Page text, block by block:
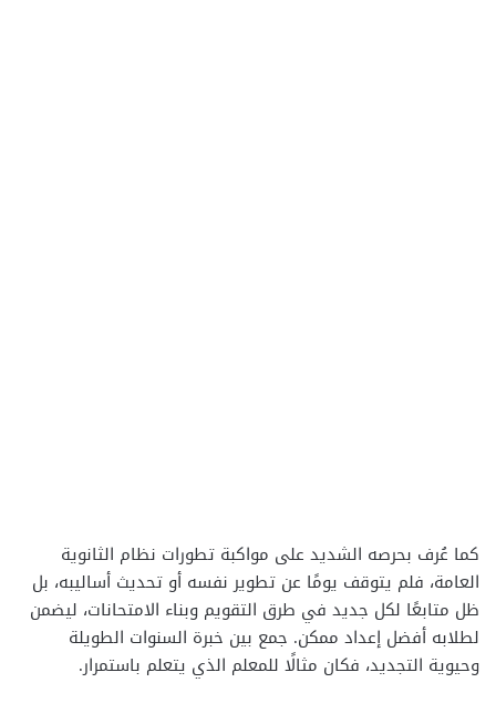
كما عُرف بحرصه الشديد على مواكبة تطورات نظام الثانوية
العامة، فلم يتوقف يومًا عن تطوير نفسه أو تحديث أساليبه، بل
ظل متابعًا لكل جديد في طرق التقويم وبناء الامتحانات، ليضمن
لطلابه أفضل إعداد ممكن. جمع بين خبرة السنوات الطويلة
وحيوية التجديد، فكان مثالًا للمعلم الذي يتعلم باستمرار.